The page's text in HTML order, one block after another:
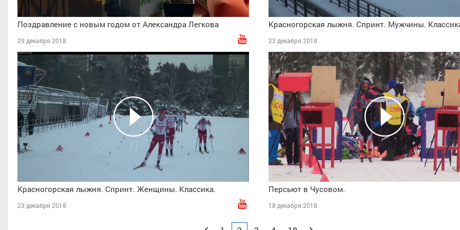
Поздравление с новым годом от Александра Легкова
29 декабря 2018
Красногорская лыжня. Спринт. Мужчины.
23 декабря 2018
Красногорская лыжня. Спринт. Женщины. Классика.
23 декабря 2018
Персьют в Чусовом.
18 декабря 2018